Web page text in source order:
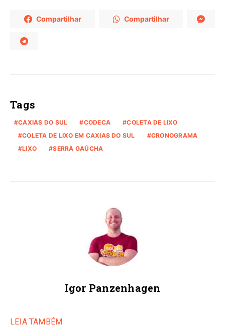
Compartilhar Compartilhar
Tags
CAXIAS DO SUL CODECA
COLETA DE LIXO
COLETA DE LIXO EM CAXIAS DO SUL
CRONOGRAMA
LIXO
SERRA GAÚCHA
Igor Panzenhagen
LEIA TAMBÉM